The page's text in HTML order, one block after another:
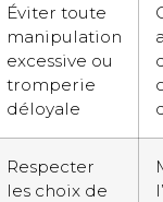
Éviter toute
manipulation
excessive ou
tromperie
déloyale
Respecter
les choix de